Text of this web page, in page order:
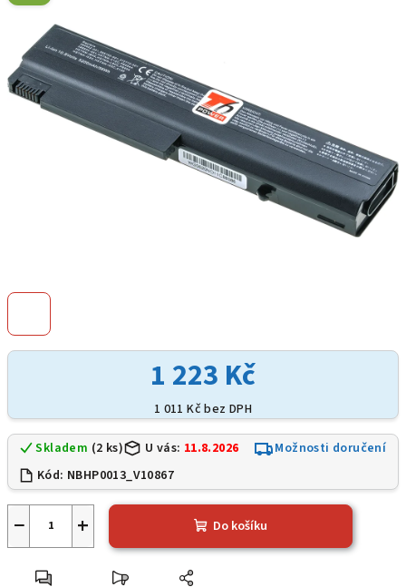
1 223 Kč
1 011 Kč bez DPH
Skladem (2 ks) U vás: 11.8.2026
Možnosti doručení
Kód: NBHP0013_V10867
+
− Do košíku